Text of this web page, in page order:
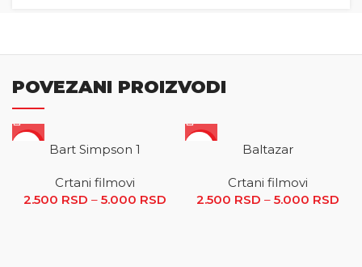
POVEZANI PROIZVODI
Bart Simpson 1
Crtani filmovi
2.500 RSD – 5.000 RSD
Raspon cena: od 2.500 RSD
Baltazar
Crtani filmovi
2.500 RSD – 5.000 RSD